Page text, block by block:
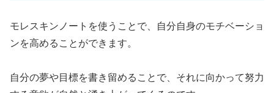
モレスキンノートを使うことで、自分自身のモチベーショ
ンを高めることができます。
自分の夢や目標を書き留めることで、それに向かって努力